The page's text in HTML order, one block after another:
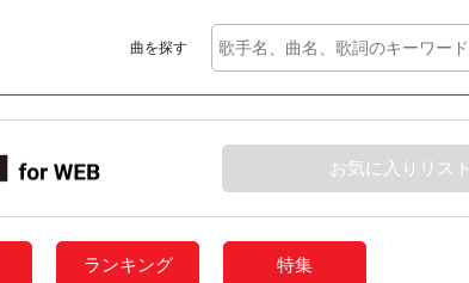
曲を探す
お気に入りリスト
ランキング 特集